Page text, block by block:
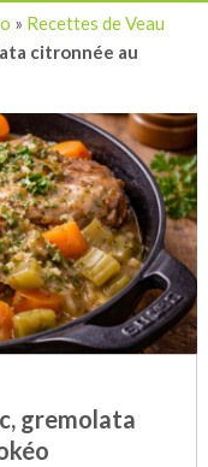
» Recettes de Veau
citronnée au
gremolata